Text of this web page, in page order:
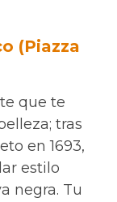
(Piazza
que te
tras
en 1693,
estilo
negra. Tu